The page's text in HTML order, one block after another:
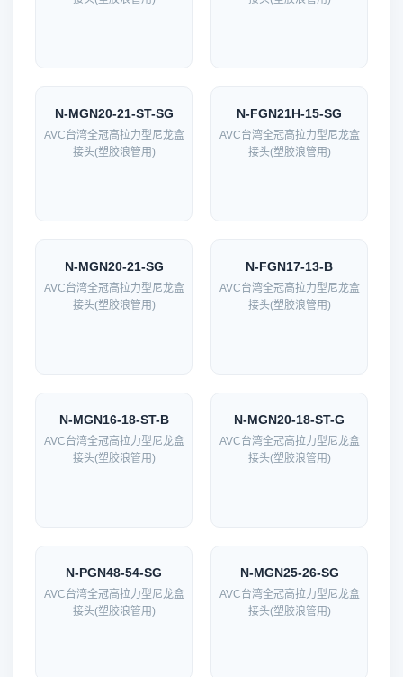
N-MGN20-21-ST-SG
AVC台湾全冠高拉力型尼龙盒
接头(塑胶浪管用)
N-FGN21H-15-SG
AVC台湾全冠高拉力型尼龙盒
接头(塑胶浪管用)
N-MGN20-21-SG
AVC台湾全冠高拉力型尼龙盒
接头(塑胶浪管用)
N-FGN17-13-B
AVC台湾全冠高拉力型尼龙盒
接头(塑胶浪管用)
N-MGN16-18-ST-B
AVC台湾全冠高拉力型尼龙盒
接头(塑胶浪管用)
N-MGN20-18-ST-G
AVC台湾全冠高拉力型尼龙盒
接头(塑胶浪管用)
N-PGN48-54-SG
AVC台湾全冠高拉力型尼龙盒
接头(塑胶浪管用)
N-MGN25-26-SG
AVC台湾全冠高拉力型尼龙盒
接头(塑胶浪管用)